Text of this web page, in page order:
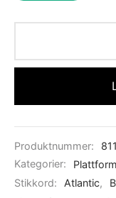
Produktnummer:
Kategorier:
Stikkord:
Atlantic,